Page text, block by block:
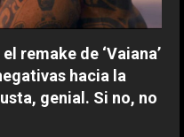
remake de ‘Vaiana’
hacia la
genial. Si no, no